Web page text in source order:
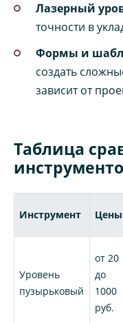
Лазерный
точности в
Формы и
создать
зависит от
Таблица
Инструмент Цены
Уровень
пузырьковый
от 20
до
1000
руб.